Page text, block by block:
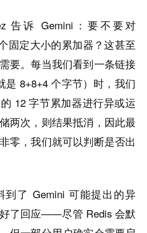
告诉 Gemini：要不要对
固定大小的累加器？这甚至
要。每当我们看到一条链接
是 8+8+4 个字节）时，我们
12 字节累加器进行异或运
两次，则结果抵消，因此最
零，我们就可以判断是否出
到了 Gemini 可能提出的异
了回应——尽管 Redis 会默